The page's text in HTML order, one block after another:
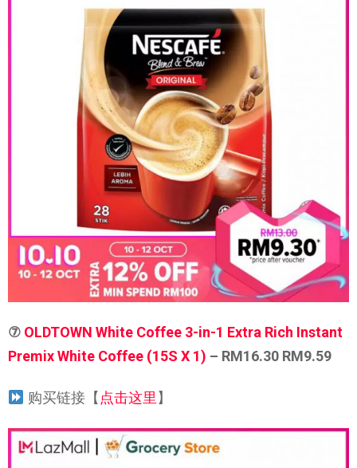
⑦ OLDTOWN White Coffee 3-in-1 Extra Rich Instant
Premix White Coffee (15S X 1) – RM16.30 RM9.59
购买链接【 点击这里 】